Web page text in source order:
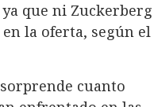
que ni Zuckerberg
la oferta, según el
cuanto